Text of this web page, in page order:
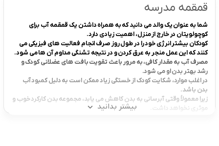
قمقمه مدرسه
شما به عنوان یک والد می دانید که به همراه داشتن یک قمقمه آب برای
کوچولویتان در خارج از منزل، اهمیت زیادی دارد.
کودکان بیشتر انرژی خود را در طول روز صرف انجام فعالیت های فیزیکی می
کنند که این عمل منجر به عرق کردن و در نتیجه تشنگی مداوم آن ها می شود.
مصرف آب به مقدار کافی، به مرور باعث تقویت بافت های عضلانی کودک و
رشد بهتر بدن او می شود.
در اغلب موارد، شکایت کودک از خستگی زیاد ممکن است به ‌دلیل کمبود آب
بدن باشد.
زیرا معمولاً وقتی آبرسانی به بدن کاهش می ‌یابد، مجموعه بدن کارکرد خوب و
موثری نخواهد داشت.
بیشتر بدانید